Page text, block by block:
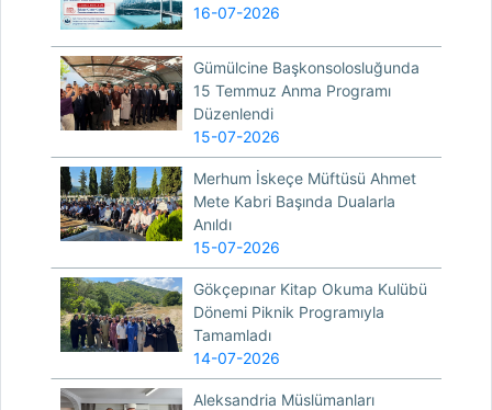
16-07-2026
Gümülcine Başkonsolosluğunda
15 Temmuz Anma Programı
Düzenlendi
15-07-2026
Merhum İskeçe Müftüsü Ahmet
Mete Kabri Başında Dualarla
Anıldı
15-07-2026
Gökçepınar Kitap Okuma Kulübü
Dönemi Piknik Programıyla
Tamamladı
14-07-2026
Aleksandria Müslümanları